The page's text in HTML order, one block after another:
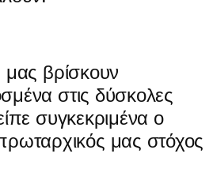
μας βρίσκουν
στις δύσκολες
συγκεκριμένα ο
μας στόχος